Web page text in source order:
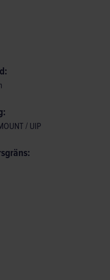
/ UIP